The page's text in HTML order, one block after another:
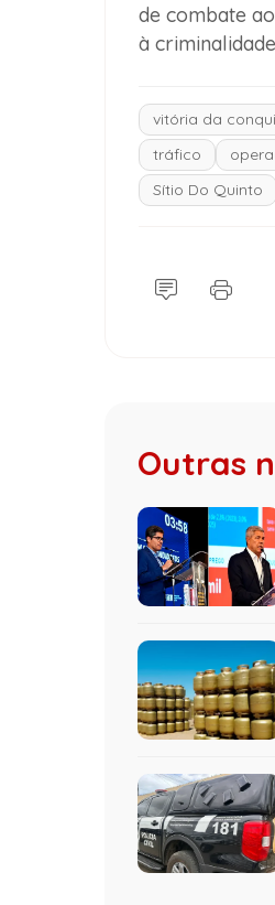
de combate
à
vitória da
tráfico
Sítio Do Quinto
Outras